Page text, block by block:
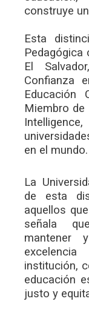
construye
Esta
Pedagógica
El
Confianza
Educación
Miembro de
en el mundo.
La
de esta
aquellos
señala
mantener
institución,
educación
justo y